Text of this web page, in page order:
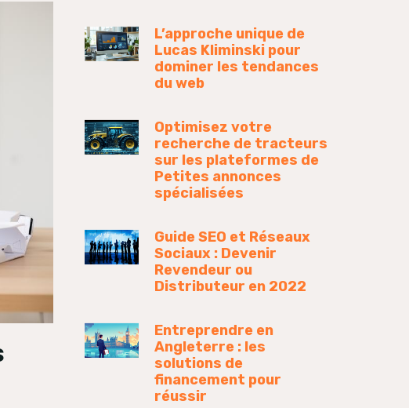
L’approche unique de
Lucas Kliminski pour
dominer les tendances
du web
Optimisez votre
recherche de tracteurs
sur les plateformes de
Petites annonces
spécialisées
Guide SEO et Réseaux
Sociaux : Devenir
Revendeur ou
Distributeur en 2022
Entreprendre en
Angleterre : les
solutions de
financement pour
réussir